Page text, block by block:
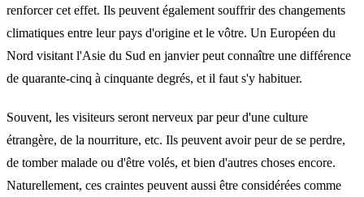
renforcer cet effet. Ils peuvent également souffrir des changements
climatiques entre leur pays d'origine et le vôtre. Un Européen du
Nord visitant l'Asie du Sud en janvier peut connaître une différence
de quarante-cinq à cinquante degrés, et il faut s'y habituer.
Souvent, les visiteurs seront nerveux par peur d'une culture
étrangère, de la nourriture, etc. Ils peuvent avoir peur de se perdre,
de tomber malade ou d'être volés, et bien d'autres choses encore.
Naturellement, ces craintes peuvent aussi être considérées comme